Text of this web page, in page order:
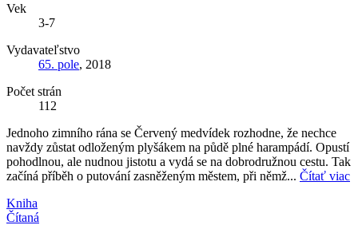
Vek
3-7
Vydavateľstvo
65. pole, 2018
Počet strán
112
Jednoho zimního rána se Červený medvídek rozhodne, že nechce
navždy zůstat odloženým plyšákem na půdě plné harampádí. Opustí
pohodlnou, ale nudnou jistotu a vydá se na dobrodružnou cestu. Tak
začíná příběh o putování zasněženým městem, při němž... Čítať viac
Kniha
Čítaná